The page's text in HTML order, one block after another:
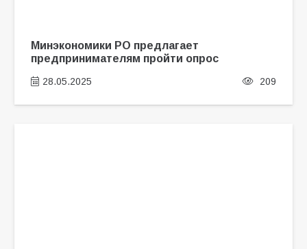
Минэкономики РО предлагает
предпринимателям пройти опрос
28.05.2025 209